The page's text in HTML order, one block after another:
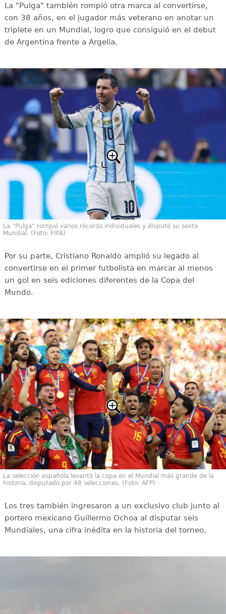
La "Pulga" también rompió otra marca al convertirse,
con 38 años, en el jugador más veterano en anotar un
triplete en un Mundial, logro que consiguió en el debut
de Argentina frente a Argelia.
La "Pulga" rompió varios récords individuales y disputó su sexto
Mundial. (Foto: FIFA)
Por su parte, Cristiano Ronaldo amplió su legado al
convertirse en el primer futbolista en marcar al menos
un gol en seis ediciones diferentes de la Copa del
Mundo.
La selección española levantó la copa en el Mundial más grande de la
historia, disputado por 48 selecciones. (Foto: AFP)
Los tres también ingresaron a un exclusivo club junto al
portero mexicano Guillermo Ochoa al disputar seis
Mundiales, una cifra inédita en la historia del torneo.